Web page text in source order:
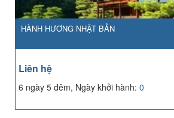
HÀNH HƯƠNG NHẬT BẢN
Liên hệ
6 ngày 5 đêm, Ngày khởi hành: 0